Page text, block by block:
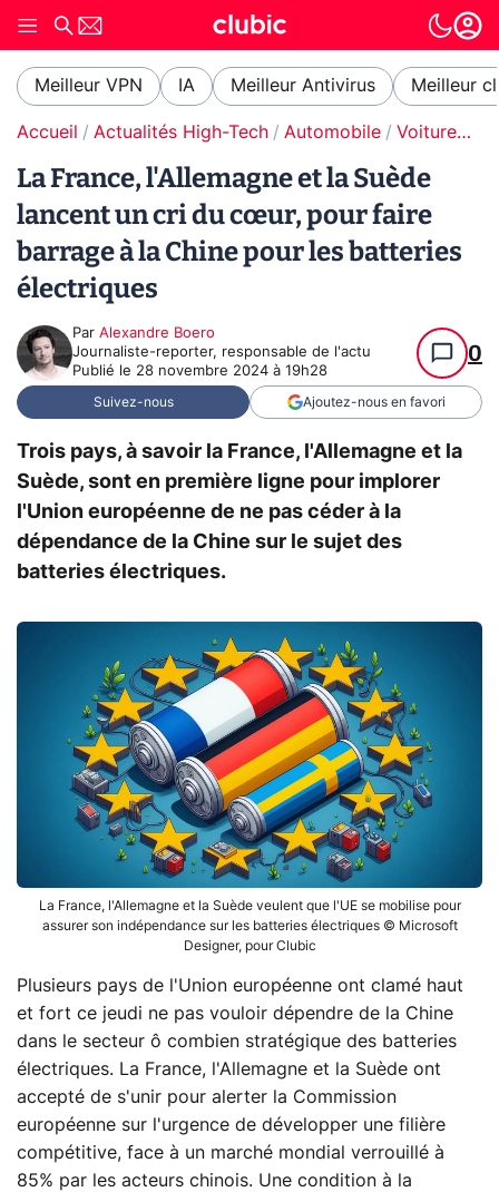
Meilleur VPN IA Meilleur Antivirus Meilleur
Accueil Actualités High-Tech Automobile Voitures électriques
La France, l'Allemagne et la Suède
lancent un cri du cœur, pour faire
barrage à la Chine pour les batteries
électriques
Par Alexandre Boero
Journaliste-reporter, responsable de l'actu
Publié le 28 novembre 2024 à 19h28
0
Suivez-nous Ajoutez-nous en favori
Trois pays, à savoir la France, l'Allemagne et la
Suède, sont en première ligne pour implorer
l'Union européenne de ne pas céder à la
dépendance de la Chine sur le sujet des
batteries électriques.
La France, l'Allemagne et la Suède veulent que l'UE se mobilise pour
assurer son indépendance sur les batteries électriques © Microsoft
Designer, pour Clubic
Plusieurs pays de l'Union européenne ont clamé haut
et fort ce jeudi ne pas vouloir dépendre de la Chine
dans le secteur ô combien stratégique des batteries
électriques. La France, l'Allemagne et la Suède ont
accepté de s'unir pour alerter la Commission
européenne sur l'urgence de développer une filière
compétitive, face à un marché mondial verrouillé à
85% par les acteurs chinois. Une condition à la